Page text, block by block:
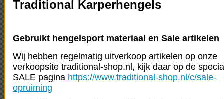
Traditional Karperhengels
Gebruikt hengelsport materiaal en Sale artikelen
Wij hebben regelmatig uitverkoop artikelen op onze
verkoopsite traditional-shop.nl, kijk daar op de
SALE pagina https://www.traditional-shop.nl/c/sale-
opruiming